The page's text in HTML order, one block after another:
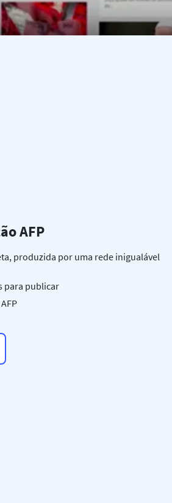
AFP
produzida por uma rede inigualável
para publicar